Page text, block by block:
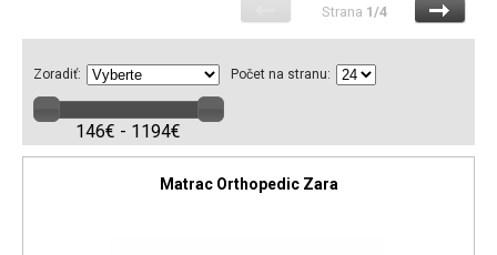
Strana 1/4
Zoradiť: Počet na stranu:
146€ - 1194€
Matrac Orthopedic Zara